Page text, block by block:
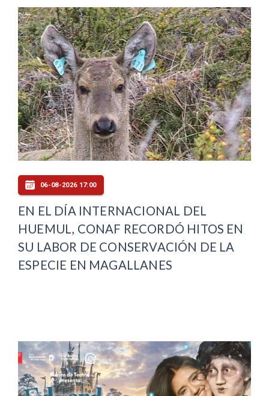
06-08-2026 17:00
EN EL DÍA INTERNACIONAL DEL
HUEMUL, CONAF RECORDÓ HITOS EN
SU LABOR DE CONSERVACIÓN DE LA
ESPECIE EN MAGALLANES